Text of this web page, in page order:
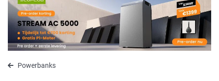
Powerbanks